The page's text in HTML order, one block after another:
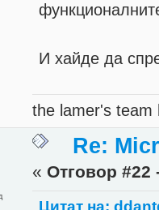
И хайде да
the lamer's team
Re:
« Отговор #22
Цитат на: